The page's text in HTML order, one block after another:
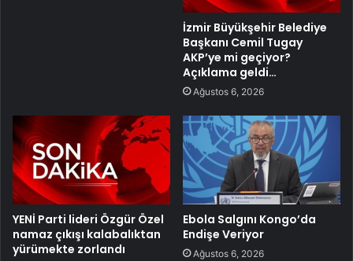
İzmir Büyükşehir Belediye
Başkanı Cemil Tugay
AKP’ye mi geçiyor?
Açıklama geldi…
Ağustos 6, 2026
YENİ Parti lideri Özgür Özel
namaz çıkışı kalabalıktan
yürümekte zorlandı
Ebola Salgını Kongo’da
Endişe Veriyor
Ağustos 6, 2026